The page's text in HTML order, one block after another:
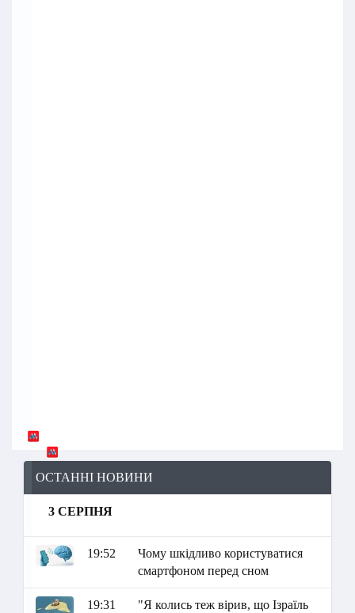
ОСТАННІ НОВИНИ
3 СЕРПНЯ
19:52
Чому шкідливо користуватися
смартфоном перед сном
19:31
"Я колись теж вірив, що Ізраїль